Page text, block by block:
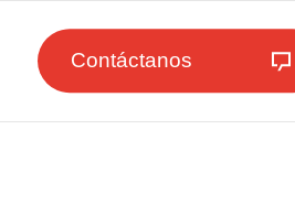
Contáctanos